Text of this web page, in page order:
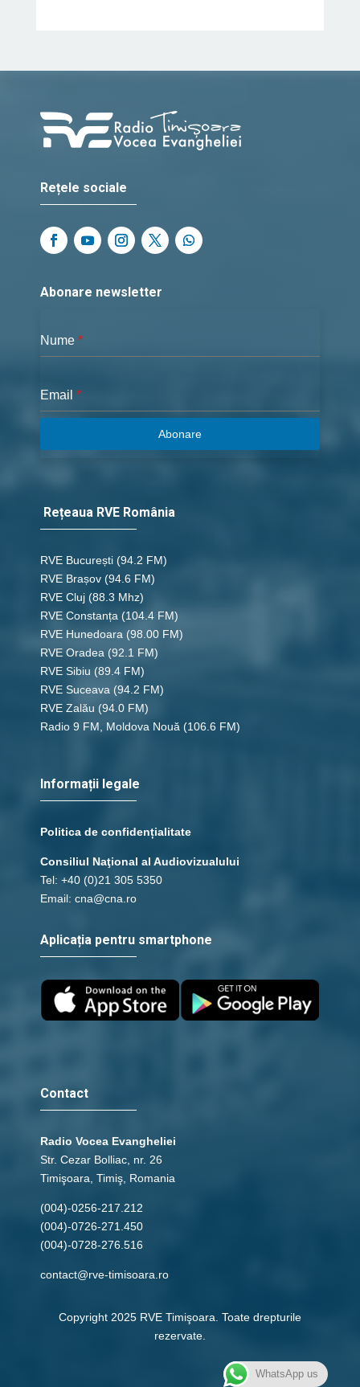
Rețele sociale
Abonare newsletter
Nume *
Email *
Abonare
Rețeaua RVE România
RVE București (94.2 FM)
RVE Brașov (94.6 FM)
RVE Cluj (88.3 Mhz)
RVE Constanța (104.4 FM)
RVE Hunedoara (98.00 FM)
RVE Oradea (92.1 FM)
RVE Sibiu (89.4 FM)
RVE Suceava (94.2 FM)
RVE Zalău (94.0 FM)
Radio 9 FM, Moldova Nouă (106.6 FM)
Informații legale
Politica de confidențialitate
Consiliul Naţional al Audiovizualului
Tel: +40 (0)21 305 5350
Email: cna@cna.ro
Aplicația pentru smartphone
Contact
Radio Vocea Evangheliei
Str. Cezar Bolliac, nr. 26
Timişoara, Timiş, Romania
(004)-0256-217.212
(004)-0726-271.450
(004)-0728-276.516
contact@rve-timisoara.ro
Copyright 2025 RVE Timişoara. Toate drepturile
rezervate.
WhatsApp us